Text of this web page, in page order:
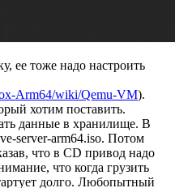
ее тоже надо настроить
Arm64/wiki/Qemu-VM).
хотим поставить.
данные в хранилище. В
server-arm64.iso. Потом
что в CD привод надо
что когда грузить
долго. Любопытный